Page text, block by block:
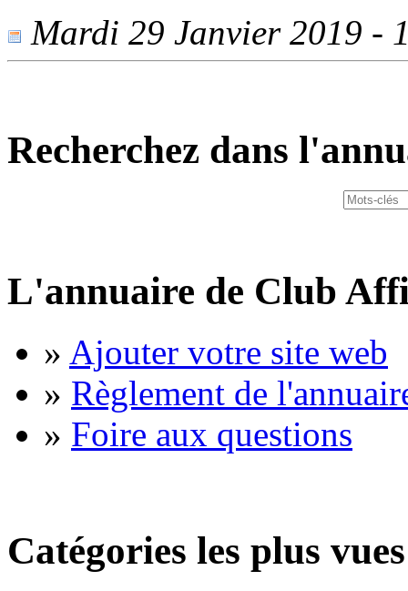
Mardi 29 Janvier 2019 -
Recherchez dans
L'annuaire de Club
» Ajouter votre site web
» Règlement de
» Foire aux questions
Catégories les plus vues